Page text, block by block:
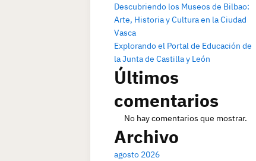
Descubriendo los Museos de Bilbao:
Arte, Historia y Cultura en la Ciudad
Vasca
Explorando el Portal de Educación de
la Junta de Castilla y León
Últimos
comentarios
No hay comentarios que mostrar.
Archivo
agosto 2026